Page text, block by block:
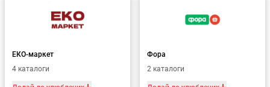
ЕКО-маркет
4 каталоги
Фора
2 каталоги